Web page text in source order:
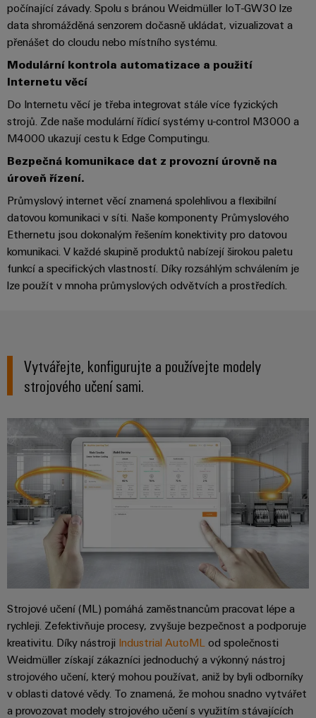
Sestavené
nosné
lišty
Upravené
vybavené
skříně
Zákaznický
návrh
kabelu
Produktové
inovace
Praktická
konektivita
průmyslové
konektivity.
Weidmüller
Digitální
intuitivní,
rychlá
počínající závady. Spolu s bránou Weidmüller IoT-GW30 lze
data shromážděná senzorem dočasně ukládat, vizualizovat a
přenášet do cloudu nebo místního systému.
Modulární kontrola automatizace a použití
Internetu věcí
Do Internetu věcí je třeba integrovat stále více fyzických
strojů. Zde naše modulární řídicí systémy u-control M3000 a
M4000 ukazují cestu k Edge Computingu.
Bezpečná komunikace dat z provozní úrovně na
úroveň řízení.
Průmyslový internet věcí znamená spolehlivou a flexibilní
datovou komunikaci v síti. Naše komponenty Průmyslového
Ethernetu jsou dokonalým řešením konektivity pro datovou
komunikaci. V každé skupině produktů nabízejí širokou paletu
funkcí a specifických vlastností. Díky rozsáhlým schválením je
lze použít v mnoha průmyslových odvětvích a prostředích.
Vytvářejte, konfigurujte a používejte modely
strojového učení sami.
Strojové učení (ML) pomáhá zaměstnancům pracovat lépe a
rychleji. Zefektivňuje procesy, zvyšuje bezpečnost a podporuje
kreativitu. Díky nástroji Industrial AutoML od společnosti
Weidmüller získají zákazníci jednoduchý a výkonný nástroj
strojového učení, který mohou používat, aniž by byli odborníky
v oblasti datové vědy. To znamená, že mohou snadno vytvářet
a provozovat modely strojového učení s využitím stávajících